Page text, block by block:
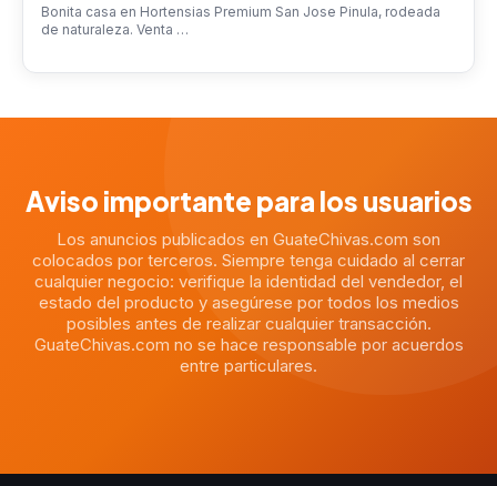
Bonita casa en Hortensias Premium San Jose Pinula, rodeada
de naturaleza. Venta …
Aviso importante para los usuarios
Los anuncios publicados en GuateChivas.com son
colocados por terceros. Siempre tenga cuidado al cerrar
cualquier negocio: verifique la identidad del vendedor, el
estado del producto y asegúrese por todos los medios
posibles antes de realizar cualquier transacción.
GuateChivas.com no se hace responsable por acuerdos
entre particulares.